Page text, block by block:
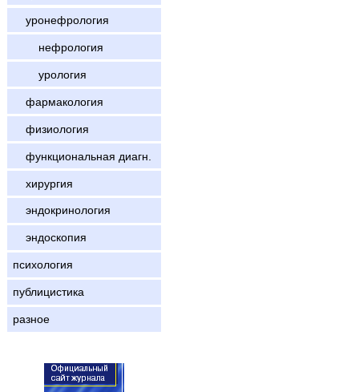
уронефрология
нефрология
урология
фармакология
физиология
функциональная диагн.
хирургия
эндокринология
эндоскопия
психология
публицистика
разное